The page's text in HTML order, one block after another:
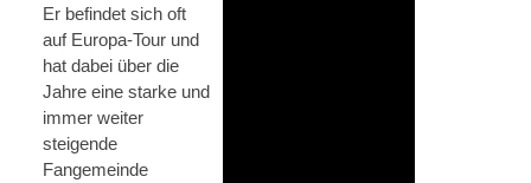
Er befindet sich oft
auf Europa-Tour und
hat dabei über die
Jahre eine starke und
immer weiter
steigende
Fangemeinde